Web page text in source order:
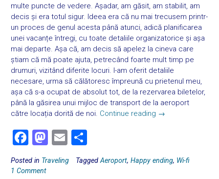
multe puncte de vedere. Așadar, am găsit, am stabilit, am
decis și era totul sigur. Ideea era că nu mai trecusem printr-
un proces de genul acesta până atunci, adică planificarea
unei vacanțe întregi, cu toate detaliile organizatorice și așa
mai departe. Așa că, am decis să apelez la cineva care
știam că mă poate ajuta, petrecând foarte mult timp pe
drumuri, vizitând diferite locuri. I-am oferit detaliile
necesare, urma să călătoresc împreună cu prietenul meu,
așa că s-a ocupat de absolut tot, de la rezervarea biletelor,
până la găsirea unui mijloc de transport de la aeroport
către locația dorită de noi. Continue reading →
F
a
ce
M
st
E
m
ai ar
Posted in Traveling Tagged Aeroport, Happy ending, Wi-fi
1 Comment